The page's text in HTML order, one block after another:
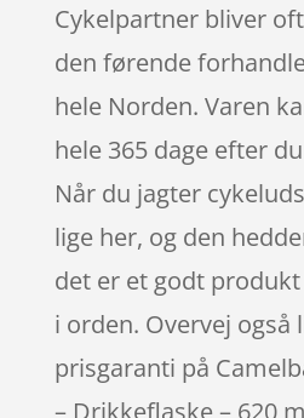
Cykelpartner bliver
den førende
hele Norden. Varen
hele 365 dage efter
Når du jagter
lige her, og den
det er et godt
i orden. Overvej også
prisgaranti på
– Drikkeflaske – 620